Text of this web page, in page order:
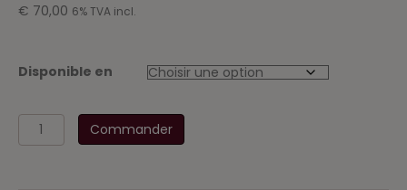
€ 70,00 6% TVA incl.
Disponible en
quantité
de
Commander